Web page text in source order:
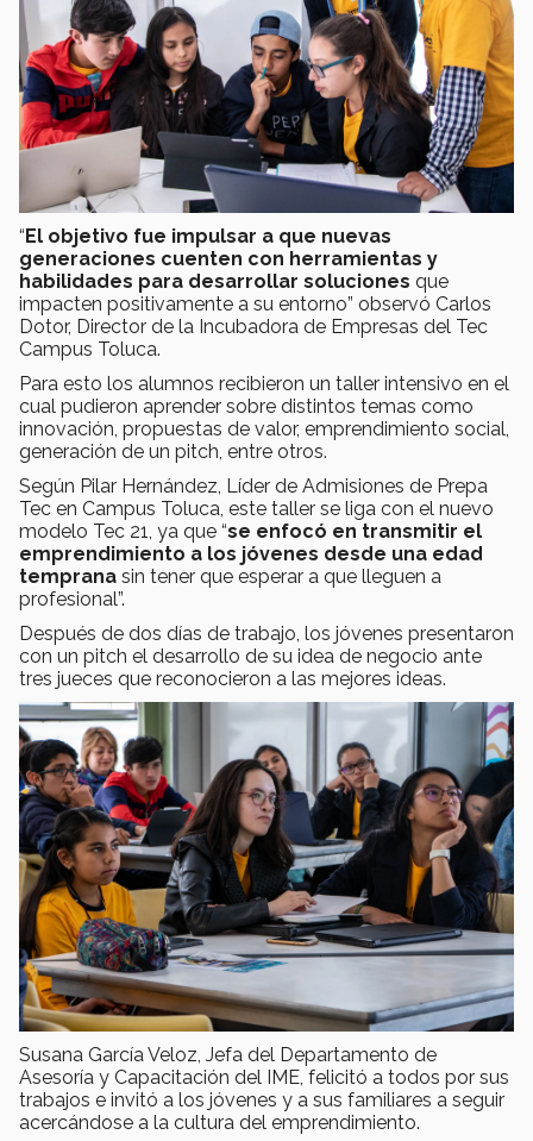
“El objetivo fue impulsar a que nuevas
generaciones cuenten con herramientas y
habilidades para desarrollar soluciones que
impacten positivamente a su entorno” observó Carlos
Dotor, Director de la Incubadora de Empresas del Tec
Campus Toluca.
Para esto los alumnos recibieron un taller intensivo en el
cual pudieron aprender sobre distintos temas como
innovación, propuestas de valor, emprendimiento social,
generación de un pitch, entre otros.
Según Pilar Hernández, Líder de Admisiones de Prepa
Tec en Campus Toluca, este taller se liga con el nuevo
modelo Tec 21, ya que “se enfocó en transmitir el
emprendimiento a los jóvenes desde una edad
temprana sin tener que esperar a que lleguen a
profesional”.
Después de dos días de trabajo, los jóvenes presentaron
con un pitch el desarrollo de su idea de negocio ante
tres jueces que reconocieron a las mejores ideas.
Susana García Veloz, Jefa del Departamento de
Asesoría y Capacitación del IME, felicitó a todos por sus
trabajos e invitó a los jóvenes y a sus familiares a seguir
acercándose a la cultura del emprendimiento.